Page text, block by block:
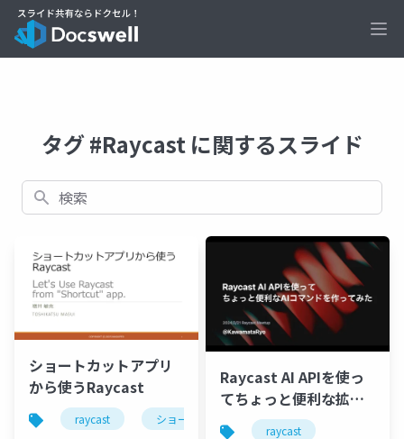
タグ #Raycast に関するスライド
検索
ショートカットアプリ
から使うRaycast
raycast ショートカットアプリ
Raycast AI APIを使っ
てちょっと便利な拡張
機能を作ってみた
raycast